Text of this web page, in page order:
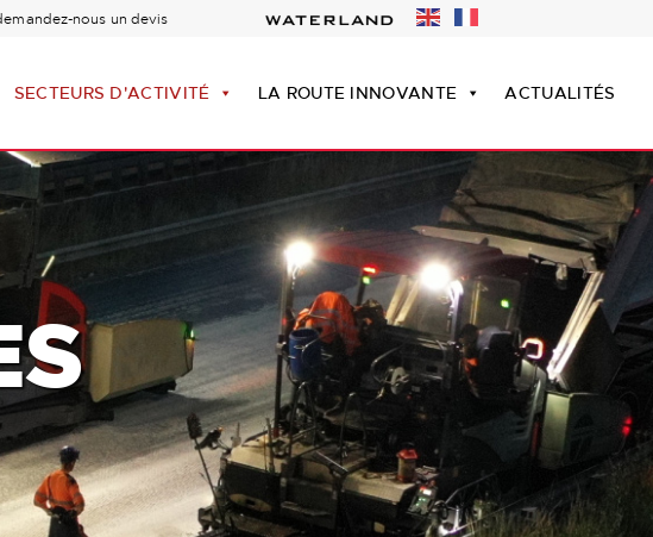
nous un devis
SECTEURS D'ACTIVITÉ LA ROUTE INNOVANTE ACTUALITÉS